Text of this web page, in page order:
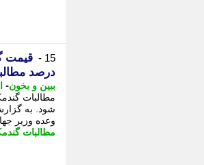
15 -
درصد
ببین و بخون-
مطالبات
وعده وزیر
مطالبات